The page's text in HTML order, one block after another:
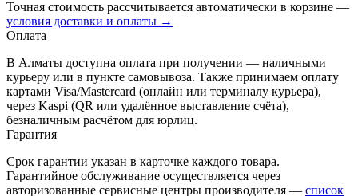
Точная стоимость рассчитывается автоматически в корзине —
условия доставки и оплаты →
Оплата
В Алматы доступна оплата при получении — наличными
курьеру или в пункте самовывоза. Также принимаем оплату
картами Visa/Mastercard (онлайн или терминалу курьера),
через Kaspi (QR или удалённое выставление счёта),
безналичным расчётом для юрлиц.
Гарантия
Срок гарантии указан в карточке каждого товара.
Гарантийное обслуживание осуществляется через
авторизованные сервисные центры производителя — список